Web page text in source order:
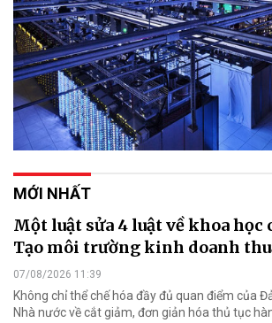
MỚI NHẤT
Một luật sửa 4 luật về khoa học
Tạo môi trường kinh doanh
07/08/2026 11:39
Không chỉ thể chế hóa đầy đủ quan điểm của
Nhà nước về cắt giảm, đơn giản hóa thủ tục